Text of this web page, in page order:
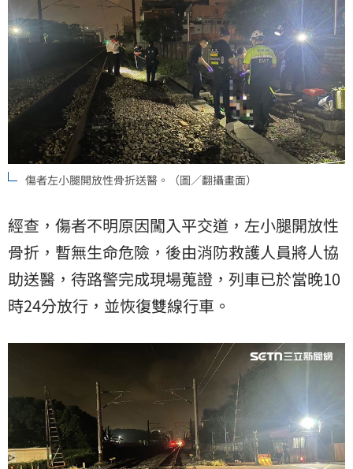
傷者左小腿開放性骨折送醫。（圖／翻攝畫面）
經查，傷者不明原因闖入平交道，左小腿開放性
骨折，暫無生命危險，後由消防救護人員將人協
助送醫，待路警完成現場蒐證，列車已於當晚10
時24分放行，並恢復雙線行車。